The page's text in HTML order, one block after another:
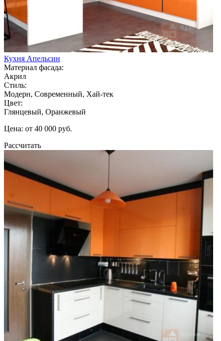
Кухня Апельсин
Материал фасада:
Акрил
Стиль:
Модерн, Современный, Хай-тек
Цвет:
Глянцевый, Оранжевый
Цена: от 40 000 руб.
Рассчитать